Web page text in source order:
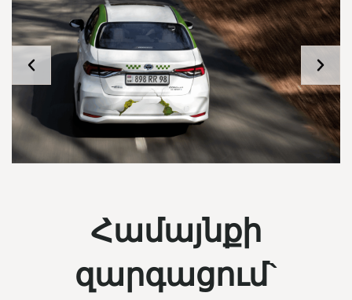
Համայնքի
զարգացում`